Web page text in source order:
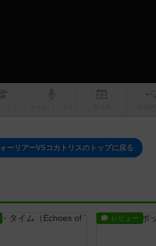
ーリアーVSコカトリスのトップに戻る
レビュー